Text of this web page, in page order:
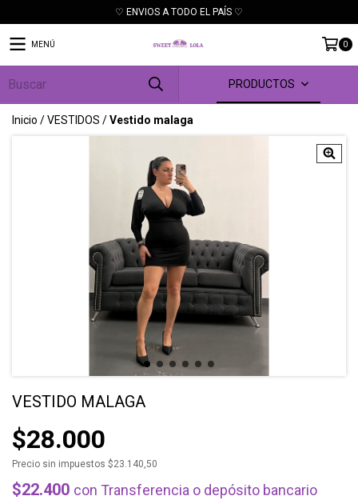
♡ ENVIOS A TODO EL PAÍS ♡
MENÚ 0
PRODUCTOS
Inicio /VESTIDOS /Vestido malaga
VESTIDO MALAGA
$28.000
Precio sin impuestos $23.140,50
$22.400 con Transferencia o depósito bancario